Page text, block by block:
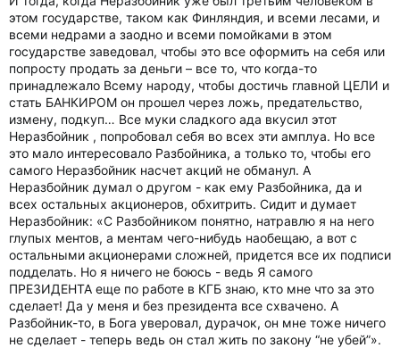
этом государстве, таком как Финляндия, и всеми лесами, и
всеми недрами а заодно и всеми помойками в этом
государстве заведовал, чтобы это все оформить на себя или
попросту продать за деньги – все то, что когда-то
принадлежало Всему народу, чтобы достичь главной ЦЕЛИ и
стать БАНКИРОМ он прошел через ложь, предательство,
измену, подкуп… Все муки сладкого ада вкусил этот
Неразбойник , попробовал себя во всех эти амплуа. Но все
это мало интересовало Разбойника, а только то, чтобы его
самого Неразбойник насчет акций не обманул. А
Неразбойник думал о другом - как ему Разбойника, да и
всех остальных акционеров, обхитрить. Сидит и думает
Неразбойник: «С Разбойником понятно, натравлю я на него
глупых ментов, а ментам чего-нибудь наобещаю, а вот с
остальными акционерами сложней, придется все их подписи
подделать. Но я ничего не боюсь - ведь Я самого
ПРЕЗИДЕНТА еще по работе в КГБ знаю, кто мне что за это
сделает! Да у меня и без президента все схвачено. А
Разбойник-то, в Бога уверовал, дурачок, он мне тоже ничего
не сделает - теперь ведь он стал жить по закону “не убей”».